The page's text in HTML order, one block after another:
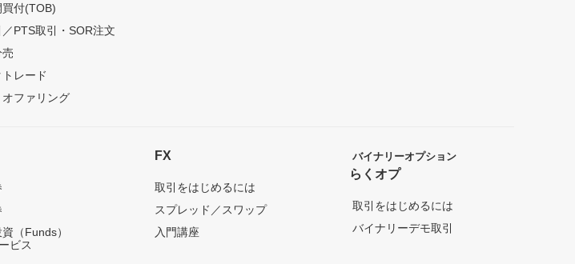
付(TOB)
PTS取引・SOR注文
レード
ファリング
（Funds）
ビス
FX
取引をはじめるには
スプレッド／スワップ
入門講座
バイナリーオプション
らくオプ
取引をはじめるには
バイナリーデモ取引